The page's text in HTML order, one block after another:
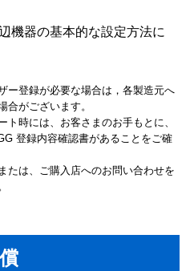
機器の基本的な設定方法に
ー登録が必要な場合は，各製造元へ
合がございます。
ト時には、お客さまのお手もとに、
登録内容確認書があることをご確
たは、ご購入店へのお問い合わせを